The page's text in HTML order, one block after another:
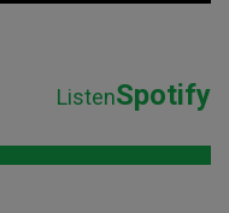
ListenSpotify